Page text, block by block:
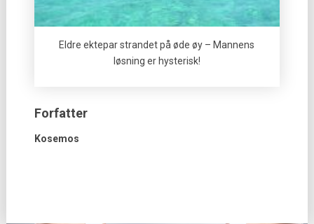
Eldre ektepar strandet på øde øy – Mannens
løsning er hysterisk!
Forfatter
Kosemos